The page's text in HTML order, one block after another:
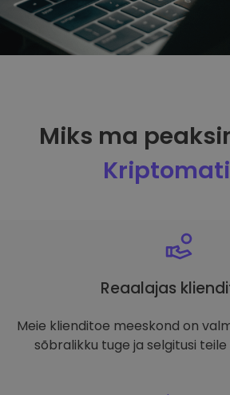
Miks ma
Reaalajas
Meie klienditoe meeskond on
sõbralikku tuge ja selgitusi teile